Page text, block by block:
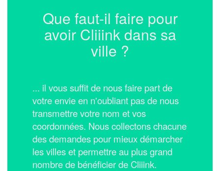
Que faut-il faire pour
avoir Cliiink dans sa
ville ?
... il vous suffit de nous faire part de
votre envie en n'oubliant pas de nous
transmettre votre nom et vos
coordonnées. Nous collectons chacune
des demandes pour mieux démarcher
les villes et permettre au plus grand
nombre de bénéficier de Cliiink.